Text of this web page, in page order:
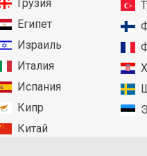
Грузия
Египет
Израиль
Италия
Испания
Кипр
Китай